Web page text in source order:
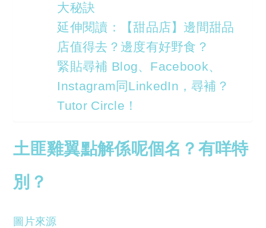
大秘訣
延伸閱讀：【甜品店】邊間甜品
店值得去？邊度有好野食？
緊貼尋補 Blog、Facebook、
Instagram同LinkedIn，尋補？
Tutor Circle！
土匪雞翼點解係呢個名？有咩特
別？
圖片來源